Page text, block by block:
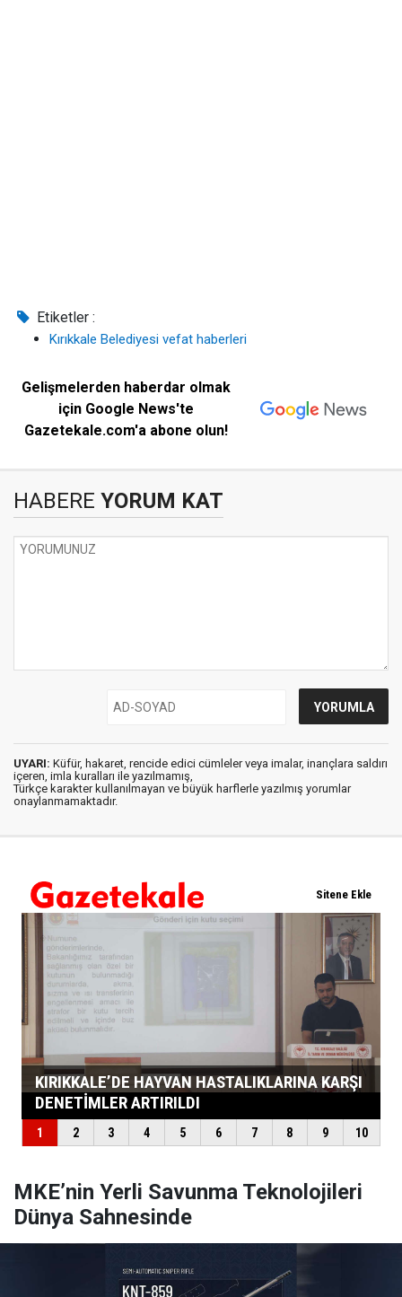
Etiketler :
Kırıkkale Belediyesi vefat haberleri
Gelişmelerden haberdar olmak
için Google News'te
Gazetekale.com'a abone olun!
HABERE YORUM KAT
UYARI: Küfür, hakaret, rencide edici cümleler veya imalar, inançlara saldırı
içeren, imla kuralları ile yazılmamış,
Türkçe karakter kullanılmayan ve büyük harflerle yazılmış yorumlar
onaylanmamaktadır.
MKE’nin Yerli Savunma Teknolojileri
Dünya Sahnesinde